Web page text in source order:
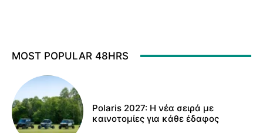
MOST POPULAR 48HRS
Polaris 2027: Η νέα σειρά με
καινοτομίες για κάθε έδαφος